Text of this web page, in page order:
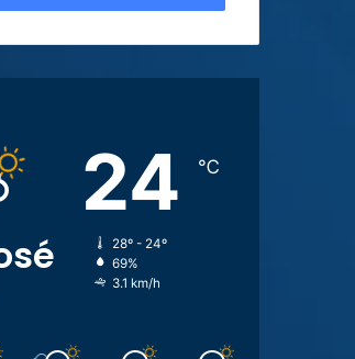
24 ℃
28º - 24º
69%
3.1 km/h